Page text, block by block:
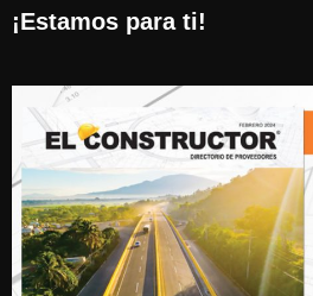
¡Estamos para ti!